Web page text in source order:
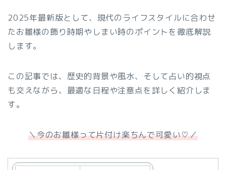
2025年最新版として、現代のライフスタイルに合わせ
たお雛様の飾り時期やしまい時のポイントを徹底解説
します。
この記事では、歴史的背景や風水、そして占い的視点
も交えながら、最適な日程や注意点を詳しく紹介しま
す。
＼今のお雛様って片付け楽ちんで可愛い♡／